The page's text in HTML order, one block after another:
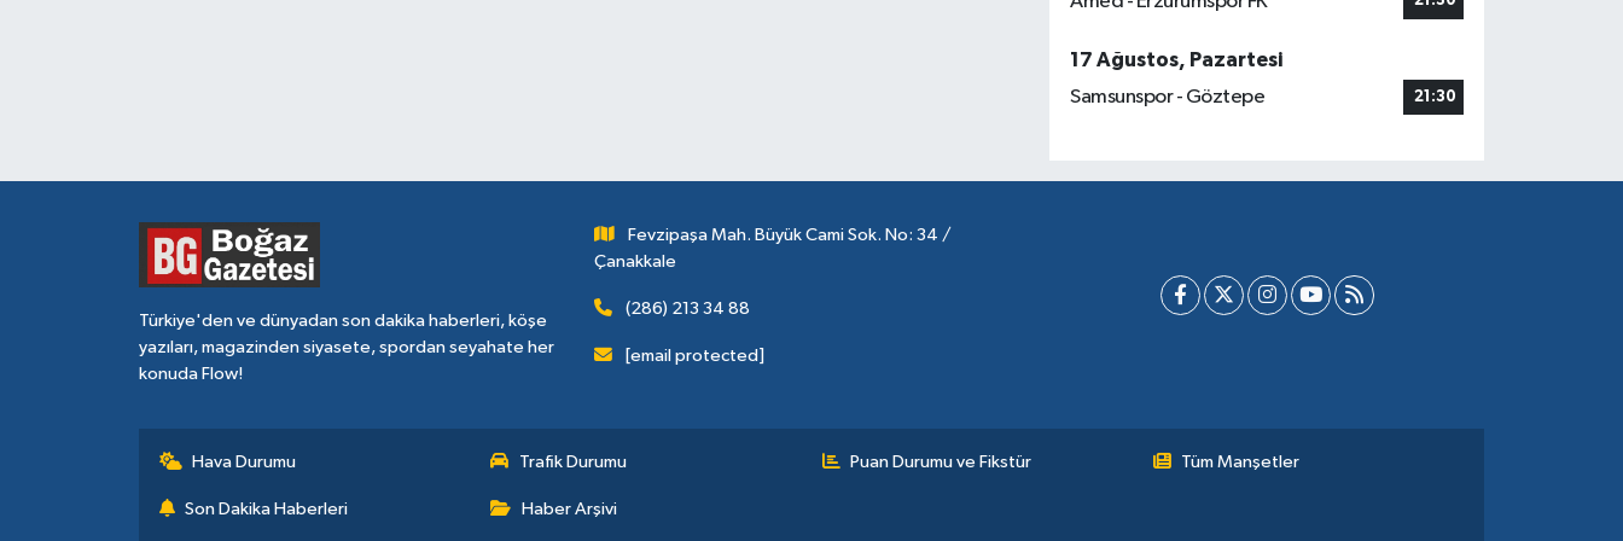
17 Ağustos, Pazartesi
Samsunspor - Göztepe
21:30
Türkiye'den ve dünyadan son dakika haberleri, köşe
yazıları, magazinden siyasete, spordan seyahate her
konuda Flow!
Fevzipaşa Mah. Büyük Cami Sok. No: 34 /
Çanakkale
(286) 213 34 88
[email protected]
Hava Durumu Trafik Durumu Puan Durumu ve Fikstür Tüm Manşetler
Son Dakika Haberleri Haber Arşivi